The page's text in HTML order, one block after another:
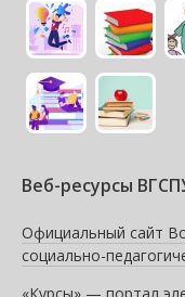
Веб-ресурсы
Официальный сайт
социально-